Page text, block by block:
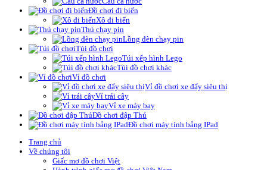
Đồ chơi đi biển
Xô đi biển
Thú chạy pin
Lồng đèn chạy pin
Túi đồ chơi
Túi xếp hình Lego
Túi đồ chơi khác
Vỉ đồ chơi
Vỉ đồ chơi xe đẩy siêu thị
Vỉ trái cây
Vỉ xe máy bay
Đồ chơi đập Thú
Đồ chơi máy tính bảng IPad
Trang chủ
Về chúng tôi
Giấc mơ đồ chơi Việt